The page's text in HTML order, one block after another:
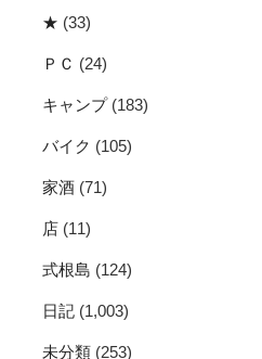
★ (33)
ＰＣ (24)
キャンプ(183)
バイク (105)
家酒 (71)
店 (11)
式根島 (124)
日記 (1,003)
未分類 (253)